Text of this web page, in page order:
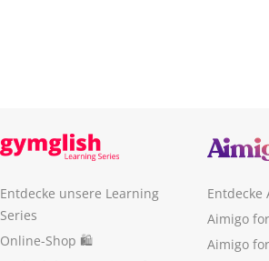
Entdecke unsere Learning
Series
Online-Shop 🛍
Entdecke
Aimigo
Aimigo